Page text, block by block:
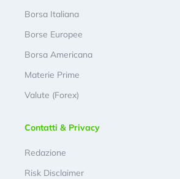
Borsa Italiana
Borse Europee
Borsa Americana
Materie Prime
Valute (Forex)
Contatti & Privacy
Redazione
Risk Disclaimer